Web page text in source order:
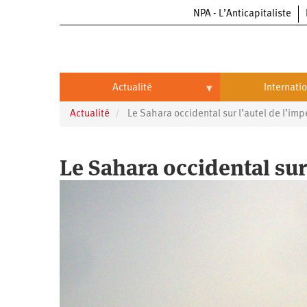
NPA - L’Anticapitaliste
Actualité
Actualité
Entreprises
International
Chine
Actualité Le Sahara occidental sur l’autel de
Le Sahara occidental